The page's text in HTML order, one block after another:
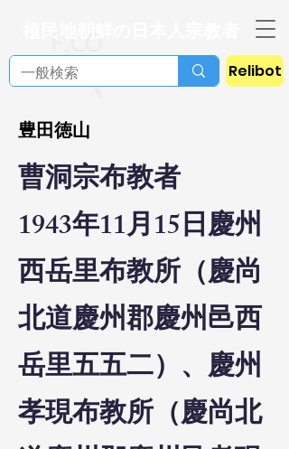
Relibot
豊田徳山
曹洞宗布教者
1943年11月15日慶州
西岳里布教所（慶尚
北道慶州郡慶州邑西
岳里五五二）、慶州
孝現布教所（慶尚北